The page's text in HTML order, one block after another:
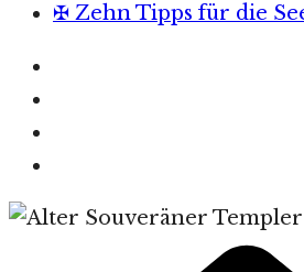
✠ Zehn Tipps für die